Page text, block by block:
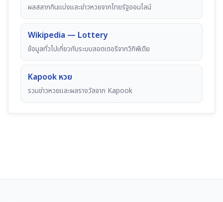
ผลสลากกินแบ่งและข่าวหวยจากไทยรัฐออนไลน์
Wikipedia — Lottery
ข้อมูลทั่วไปเกี่ยวกับระบบลอตเตอรีจากวิกิพีเดีย
Kapook หวย
รวมข่าวหวยและผลรางวัลจาก Kapook